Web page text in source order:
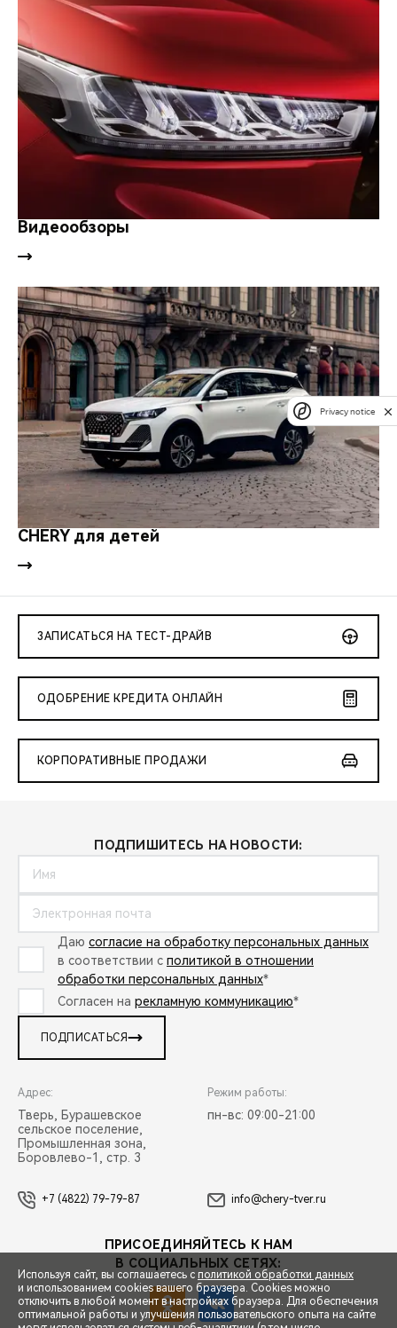
Видеообзоры
CHERY для детей
ЗАПИСАТЬСЯ НА ТЕСТ-ДРАЙВ
ОДОБРЕНИЕ КРЕДИТА ОНЛАЙН
КОРПОРАТИВНЫЕ ПРОДАЖИ
ПОДПИШИТЕСЬ НА НОВОСТИ:
Даю согласие на обработку персональных данных
в соответствии с политикой в отношении
обработки персональных данных*
Согласен на рекламную коммуникацию*
ПОДПИСАТЬСЯ
Адрес:
Тверь, Бурашевское
сельское поселение,
Промышленная зона,
Боровлево-1, стр. 3
Режим работы:
пн-вс: 09:00-21:00
+7 (4822) 79-79-87 info@chery-tver.ru
ПРИСОЕДИНЯЙТЕСЬ К НАМ
В СОЦИАЛЬНЫХ СЕТЯХ:
Используя сайт, вы соглашаетесь с политикой обработки данных
и использованием cookies вашего браузера. Cookies можно
отключить в любой момент в настройках браузера. Для обеспечения
оптимальной работы и улучшения пользовательского опыта на сайте
Privacy notice